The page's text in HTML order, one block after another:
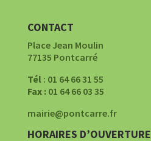
CONTACT
Place Jean Moulin
77135 Pontcarré
Tél: 01 64 66 31 55
Fax :01 64 66 03 35
mairie@pontcarre.fr
HORAIRES D’OUVERTURE